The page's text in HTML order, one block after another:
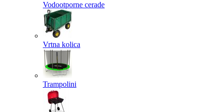
Vodootporne cerade
Vrtna kolica
Trampolini